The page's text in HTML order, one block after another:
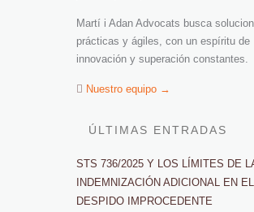
Martí i Adan Advocats busca
prácticas y ágiles, con un espíritu de
innovación y superación constantes.
Nuestro equipo →
ÚLTIMAS ENTRADAS
STS 736/2025 Y LOS LÍMITES DE
INDEMNIZACIÓN ADICIONAL EN EL
DESPIDO IMPROCEDENTE